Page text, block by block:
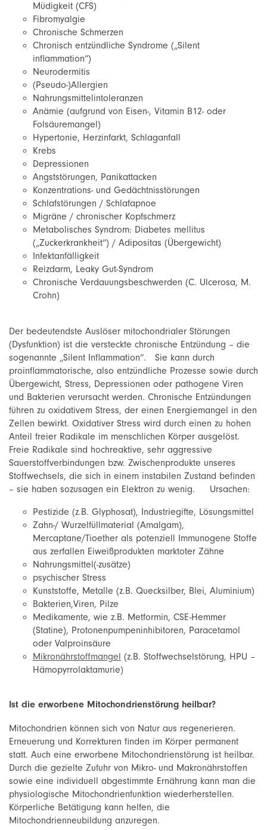
Müdigkeit (CFS)
Fibromyalgie
Chronische Schmerzen
Chronisch entzündliche Syndrome („Silent
inflammation“)
Neurodermitis
(Pseudo-)Allergien
Nahrungsmittelintoleranzen
Anämie (aufgrund von Eisen-, Vitamin B12- oder
Folsäuremangel)
Hypertonie, Herzinfarkt, Schlaganfall
Krebs
Depressionen
Angststörungen, Panikattacken
Konzentrations- und Gedächtnisstörungen
Schlafstörungen / Schlafapnoe
Migräne / chronischer Kopfschmerz
Metabolisches Syndrom: Diabetes mellitus
(„Zuckerkrankheit“) / Adipositas (Übergewicht)
Infektanfälligkeit
Reizdarm, Leaky Gut-Syndrom
Chronische Verdauungsbeschwerden (C. Ulcerosa, M.
Crohn)
Der bedeutendste Auslöser mitochondrialer Störungen
(Dysfunktion) ist die versteckte chronische Entzündung – die
sogenannte „Silent Inflammation“. Sie kann durch
proinflammatorische, also entzündliche Prozesse sowie durch
Übergewicht, Stress, Depressionen oder pathogene Viren
und Bakterien verursacht werden. Chronische Entzündungen
führen zu oxidativem Stress, der einen Energiemangel in den
Zellen bewirkt. Oxidativer Stress wird durch einen zu hohen
Anteil freier Radikale im menschlichen Körper ausgelöst.
Freie Radikale sind hochreaktive, sehr aggressive
Sauerstoffverbindungen bzw. Zwischenprodukte unseres
Stoffwechsels, die sich in einem instabilen Zustand befinden
– sie haben sozusagen ein Elektron zu wenig. Ursachen:
Pestizide (z.B. Glyphosat), Industriegifte, Lösungsmittel
Zahn-/ Wurzelfüllmaterial (Amalgam),
Mercaptane/Tioether als potenziell Immunogene Stoffe
aus zerfallen Eiweißprodukten marktoter Zähne
Nahrungsmittel(-zusätze)
psychischer Stress
Kunststoffe, Metalle (z.B. Quecksilber, Blei, Aluminium)
Bakterien,Viren, Pilze
Medikamente, wie z.B. Metformin, CSE-Hemmer
(Statine), Protonenpumpeninhibitoren, Paracetamol
oder Valproinsäure
Mikronährstoffmangel (z.B. Stoffwechselstörung, HPU –
Hämopyrrolaktamurie)
Ist die erworbene Mitochondrienstörung heilbar?
Mitochondrien können sich von Natur aus regenerieren.
Erneuerung und Korrekturen finden im Körper permanent
statt. Auch eine erworbene Mitochondrienstörung ist heilbar.
Durch die gezielte Zufuhr von Mikro- und Makronährstoffen
sowie eine individuell abgestimmte Ernährung kann man die
physiologische Mitochondrienfunktion wiederherstellen.
Körperliche Betätigung kann helfen, die
Mitochondrienneubildung anzuregen.